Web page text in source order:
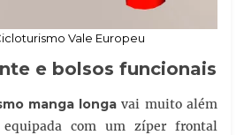
Vale Europeu
e bolsos funcionais
manga longa vai muito além
com um zíper frontal